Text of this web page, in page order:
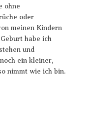
ohne
oder
meinen Kindern
habe ich
und
ein kleiner,
nimmt wie ich bin.